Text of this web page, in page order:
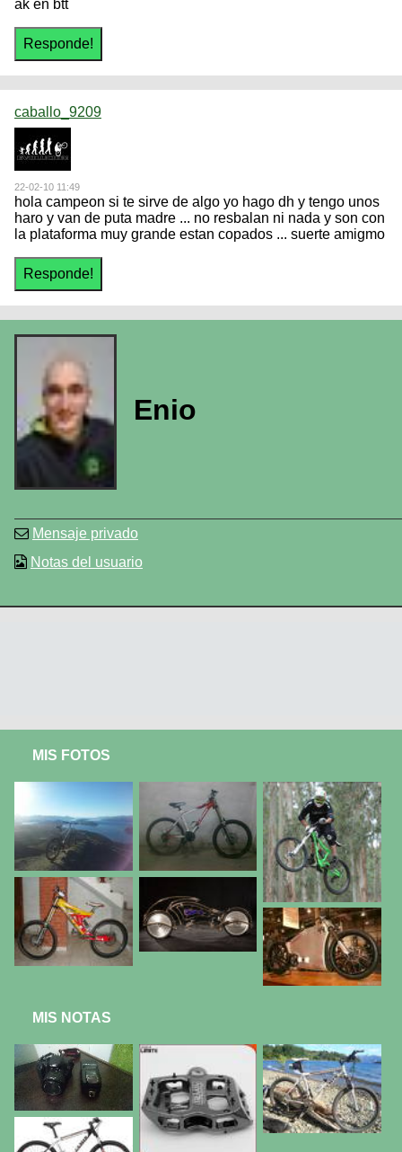
ak en btt
caballo_9209
22-02-10 11:49
hola campeon si te sirve de algo yo hago dh y tengo unos
haro y van de puta madre ... no resbalan ni nada y son con
la plataforma muy grande estan copados ... suerte amigmo
Enio
Mensaje privado
Notas del usuario
MIS FOTOS
MIS NOTAS